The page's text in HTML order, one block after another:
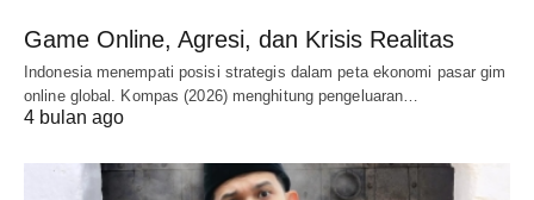
Game Online, Agresi, dan Krisis Realitas
Indonesia menempati posisi strategis dalam peta ekonomi pasar gim
online global. Kompas (2026) menghitung pengeluaran…
4 bulan ago